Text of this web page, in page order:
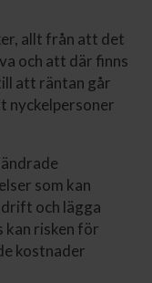
allt från att det
och att där finns
att räntan går
nyckelpersoner
som kan
och lägga
kan risken för
kostnader